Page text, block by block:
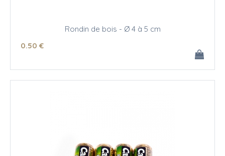
Rondin de bois - Ø 4 à 5 cm
0.50 €